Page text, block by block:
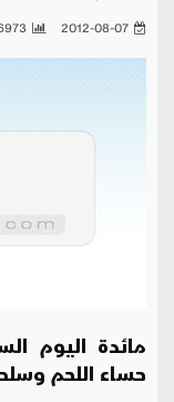
2012-08-07
مائدة اليوم
حساء اللحم